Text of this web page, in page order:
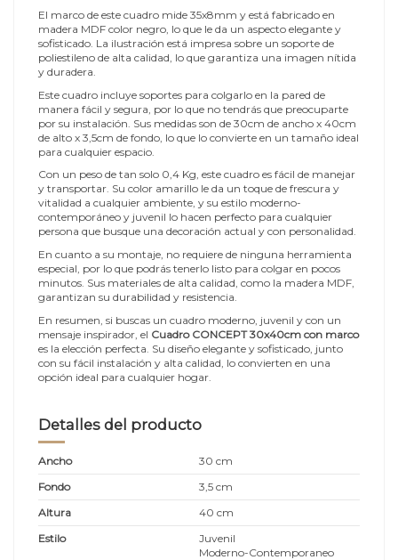
El marco de este cuadro mide 35x8mm y está fabricado en
madera MDF color negro, lo que le da un aspecto elegante y
sofisticado. La ilustración está impresa sobre un soporte de
poliestileno de alta calidad, lo que garantiza una imagen nítida
y duradera.
Este cuadro incluye soportes para colgarlo en la pared de
manera fácil y segura, por lo que no tendrás que preocuparte
por su instalación. Sus medidas son de 30cm de ancho x 40cm
de alto x 3,5cm de fondo, lo que lo convierte en un tamaño ideal
para cualquier espacio.
Con un peso de tan solo 0,4 Kg, este cuadro es fácil de manejar
y transportar. Su color amarillo le da un toque de frescura y
vitalidad a cualquier ambiente, y su estilo moderno-
contemporáneo y juvenil lo hacen perfecto para cualquier
persona que busque una decoración actual y con personalidad.
En cuanto a su montaje, no requiere de ninguna herramienta
especial, por lo que podrás tenerlo listo para colgar en pocos
minutos. Sus materiales de alta calidad, como la madera MDF,
garantizan su durabilidad y resistencia.
En resumen, si buscas un cuadro moderno, juvenil y con un
mensaje inspirador, el Cuadro CONCEPT 30x40cm con marco
es la elección perfecta. Su diseño elegante y sofisticado, junto
con su fácil instalación y alta calidad, lo convierten en una
opción ideal para cualquier hogar.
Detalles del producto
Ancho
30 cm
Fondo
3,5 cm
Altura
40 cm
Estilo
Juvenil
Moderno-Contemporaneo